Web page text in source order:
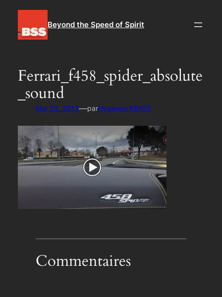
contenu
Beyond the Speed of Spirit
Ferrari_f458_spider_absolute
_sound
Mar 25, 2013—parHyperion KEATS
Commentaires